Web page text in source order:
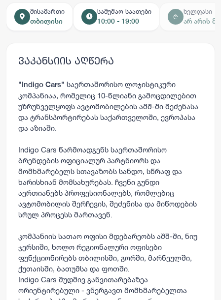
მისამართი
თბილისი
₾
ხელფასი
არ არის
სამუშაო საათები
10:00 - 19:00
ვაკანსიის აღწერა
"Indigo Cars" საერთაშორისო ლოჯისტიკური
კომპანიაა, რომელიც 10-წლიანი გამოცდილებით
უზრუნველყოფს ავტომობილების აშშ-ში შეძენასა
და ტრანსპორტირებას საქართველოში, ევროპასა
და აზიაში.
Indigo Cars წარმოადგენს საერთაშორისო
ბრენდების ოფიციალურ პარტნიორს და
მომხმარებელს სთავაზობს სანდო, სწრაფ და
ხარისხიან მომსახურებას. ჩვენი გუნდი
აერთიანებს პროფესიონალებს, რომლებიც
ავტომობილის შერჩევის, შეძენისა და მიწოდების
სრულ პროცესს მართავენ.
კომპანიის სათაო ოფისი მდებარეობს აშშ-ში, ნიუ
ჯერსიში, ხოლო რეგიონალური ოფისები
ფუნქციონირებს თბილისში, გორში, მარნეულში,
ქუთაისში, ბათუმსა და ფოთში.
Indigo Cars მუდმივ განვითარებაზეა
ორიენტირებული - ვნერგავთ მომხმარებელთა